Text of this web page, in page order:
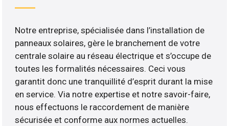
Notre entreprise, spécialisée dans l’installation de
panneaux solaires, gère le branchement de votre
centrale solaire au réseau électrique et s’occupe de
toutes les formalités nécessaires. Ceci vous
garantit donc une tranquillité d’esprit durant la mise
en service. Via notre expertise et notre savoir-faire,
nous effectuons le raccordement de manière
sécurisée et conforme aux normes actuelles.